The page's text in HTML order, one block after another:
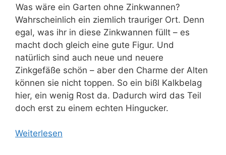
Was wäre ein Garten ohne Zinkwannen?
Wahrscheinlich ein ziemlich trauriger Ort. Denn
egal, was ihr in diese Zinkwannen füllt – es
macht doch gleich eine gute Figur. Und
natürlich sind auch neue und neuere
Zinkgefäße schön – aber den Charme der Alten
können sie nicht toppen. So ein bißl Kalkbelag
hier, ein wenig Rost da. Dadurch wird das Teil
doch erst zu einem echten Hingucker.
Weiterlesen